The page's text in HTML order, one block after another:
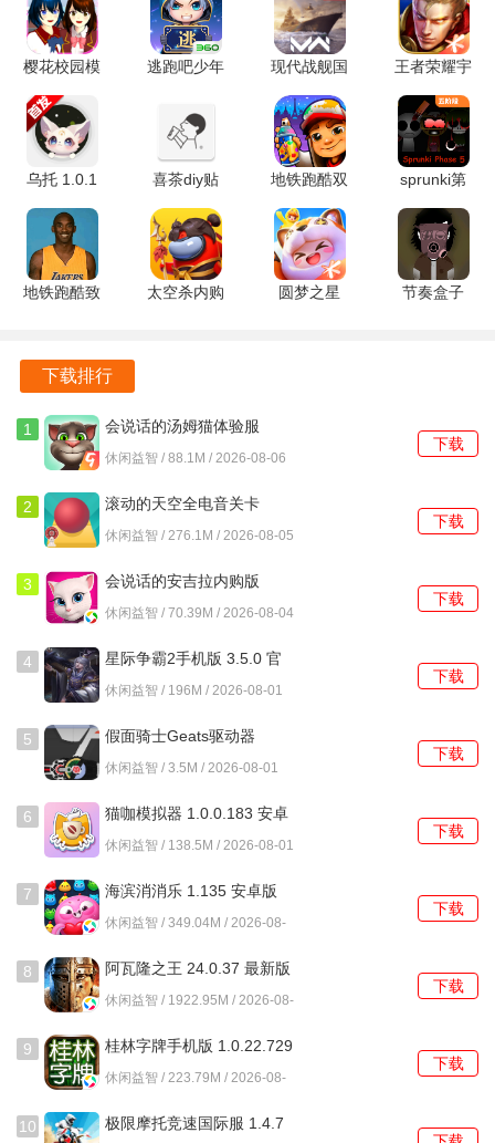
点击相应按钮即可打开车门，上下车更加真实。
4、油量查看
屏幕上方可实时查看当前车辆的剩余油量，避免半路抛锚。
5、方向控制
左下角的左右按键用于控制车辆的行驶方向，模拟真实方向
盘操作。
樱花校园模
拟器英文版
SAKURASchoolSimulator
1.038.51
安卓版
逃跑吧少年
8.40.0 官方
正版
现代战舰国
际服
0.97.0.120516029
安卓版
王者荣耀宇
宙服
10.1.1.15
安卓版
乌托 1.0.1
安卓版
喜茶diy贴
纸 4.0.0 安
卓版
地铁跑酷双
旦版本
7.04.0 安卓
版
sprunki第
五阶段
v1.1.1 安卓
版
地铁跑酷致
卓版
太空杀内购
圆梦之星
节奏盒子
下载排行
1
会说话的汤姆猫体验服
3.10.0.890 手机版
休闲益智 / 88.1M / 2026-08-06
下载
2
滚动的天空全电音关卡
5.1.3 安卓版
休闲益智 / 276.1M / 2026-08-05
下载
3
会说话的安吉拉内购版
3195 安卓版
休闲益智 / 70.39M / 2026-08-04
下载
4
星际争霸2手机版 3.5.0 官
方版
休闲益智 / 196M / 2026-08-01
下载
5
假面骑士Geats驱动器
1.0.0 安卓版
休闲益智 / 3.5M / 2026-08-01
下载
6
猫咖模拟器 1.0.0.183 安卓
版
休闲益智 / 138.5M / 2026-08-01
下载
7 海滨消消乐 1.135 安卓版
休闲益智 / 349.04M / 2026-08-
下载
8 阿瓦隆之王 24.0.37 最新版
休闲益智 / 1922.95M / 2026-08-
下载
9
桂林字牌手机版 1.0.22.729
最新版
休闲益智 / 223.79M / 2026-08-
下载
10
极限摩托竞速国际服 1.4.7